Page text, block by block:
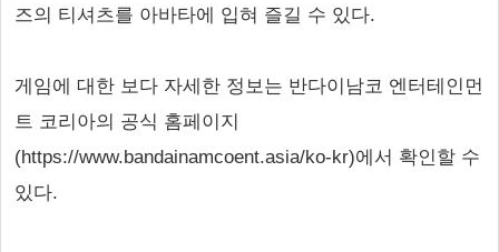
즈의 티셔츠를 아바타에 입혀 즐길 수 있다.
게임에 대한 보다 자세한 정보는 반다이남코 엔터테인먼
트 코리아의 공식 홈페이지
(https://www.bandainamcoent.asia/ko-kr)에서 확인할 수
있다.